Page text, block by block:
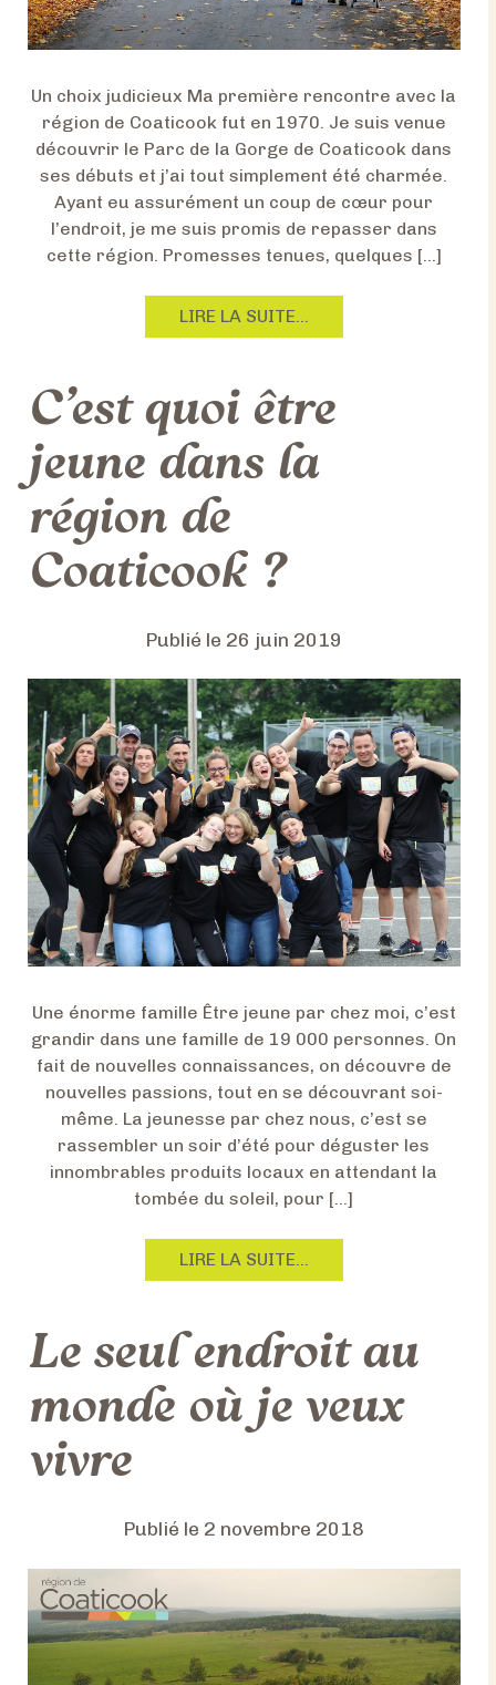
Un choix judicieux Ma première rencontre avec la
région de Coaticook fut en 1970. Je suis venue
découvrir le Parc de la Gorge de Coaticook dans
ses débuts et j’ai tout simplement été charmée.
Ayant eu assurément un coup de cœur pour
l’endroit, je me suis promis de repasser dans
cette région. Promesses tenues, quelques […]
LIRE LA SUITE…
R
C
O
I
V
I
L
E
P
O
U
U
N
R
E
T
R
A
I
T
E
I
E
É
I
C’est quoi être
jeune dans la
région de
Coaticook ?
Publié le 26 juin 2019
Une énorme famille Être jeune par chez moi, c’est
grandir dans une famille de 19 000 personnes. On
fait de nouvelles connaissances, on découvre de
nouvelles passions, tout en se découvrant soi-
même. La jeunesse par chez nous, c’est se
rassembler un soir d’été pour déguster les
innombrables produits locaux en attendant la
tombée du soleil, pour […]
LIRE LA SUITE…
R
C
E
U
Ê
T
R
Le seul endroit au
monde où je veux
vivre
Publié le 2 novembre 2018